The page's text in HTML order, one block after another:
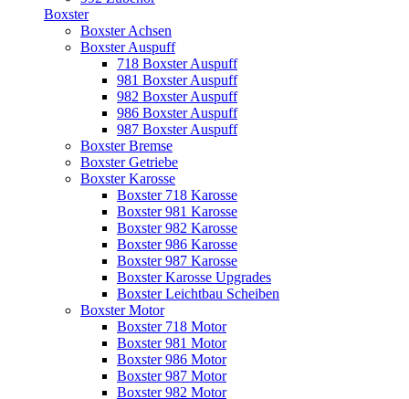
Boxster
Boxster Achsen
Boxster Auspuff
718 Boxster Auspuff
981 Boxster Auspuff
982 Boxster Auspuff
986 Boxster Auspuff
987 Boxster Auspuff
Boxster Bremse
Boxster Getriebe
Boxster Karosse
Boxster 718 Karosse
Boxster 981 Karosse
Boxster 982 Karosse
Boxster 986 Karosse
Boxster 987 Karosse
Boxster Karosse Upgrades
Boxster Leichtbau Scheiben
Boxster Motor
Boxster 718 Motor
Boxster 981 Motor
Boxster 986 Motor
Boxster 987 Motor
Boxster 982 Motor